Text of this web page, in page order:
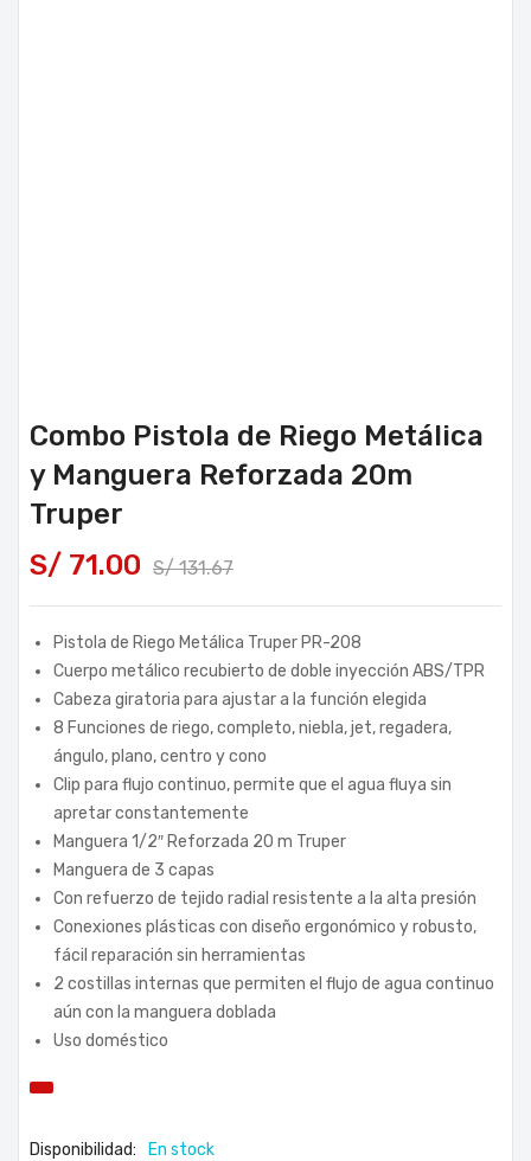
Combo Pistola de Riego Metálica
y Manguera Reforzada 20m
Truper
S/131.67
S/ 71.00
Pistola de Riego Metálica Truper PR-208
Cuerpo metálico recubierto de doble inyección ABS/TPR
Cabeza giratoria para ajustar a la función elegida
8 Funciones de riego, completo, niebla, jet, regadera,
ángulo, plano, centro y cono
Clip para flujo continuo, permite que el agua fluya sin
apretar constantemente
Manguera 1/2″ Reforzada 20 m Truper
Manguera de 3 capas
Con refuerzo de tejido radial resistente a la alta presión
Conexiones plásticas con diseño ergonómico y robusto,
fácil reparación sin herramientas
2 costillas internas que permiten el flujo de agua continuo
aún con la manguera doblada
Uso doméstico
Disponibilidad: En stock